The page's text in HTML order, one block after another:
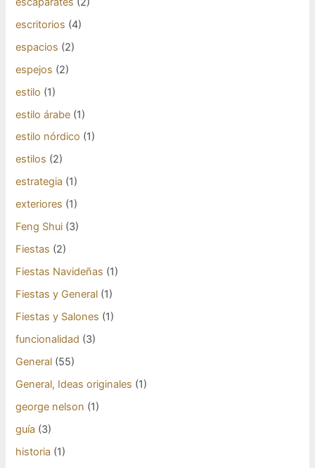
escritorios (4)
espacios (2)
espejos (2)
estilo (1)
estilo árabe (1)
estilo nórdico (1)
estilos (2)
estrategia (1)
exteriores (1)
Feng Shui (3)
Fiestas (2)
Fiestas Navideñas (1)
Fiestas y General (1)
Fiestas y Salones (1)
funcionalidad (3)
General (55)
General, Ideas originales (1)
george nelson (1)
guía (3)
historia (1)